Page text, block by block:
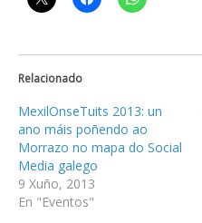
Relacionado
MexilOnseTuits 2013: un
ano máis poñendo ao
Morrazo no mapa do Social
Media galego
9 Xuño, 2013
En "Eventos"